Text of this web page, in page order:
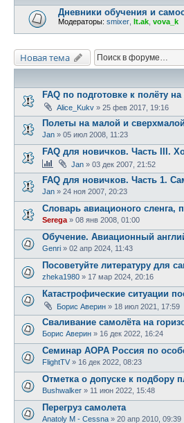
Дневники обучения и
Модераторы: smixer lt.ak vova_k
Новая тема
FAQ по подготовке к полёту
Alice_Kukv » 25 фев 2017, 19:16
Полеты на малой и
Jan » 05 июл 2008, 11:23
FAQ для новичков. Часть III.
Jan » 03 дек 2007, 21:52
FAQ для новичков. Часть 1.
Jan » 24 ноя 2007, 20:23
Словарь авиационого
Serega » 08 янв 2008, 01:00
Обучение. Авиационный
Genri » 02 апр 2024, 11:43
Посоветуйте литературу для
zheka1980 » 17 мар 2024, 20:16
Катастрофические ситуации
Борис Аверин » 18 июл 2021, 17:59
Сваливание самолёта на
Борис Аверин » 16 дек 2022, 16:24
Семинар AOPA Россия по
FlightTV » 16 дек 2022, 08:23
Отметка о допуске к подбору
Bushwalker » 11 июн 2022, 15:48
Перегруз самолета
Anatoly M - Cessna » 20 апр 2010, 09:39